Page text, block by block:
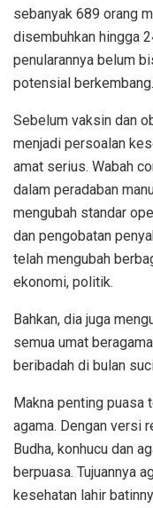
sebanyak 689 orang
disembuhkan hingga
penularannya belum
potensial berkembang.
Sebelum vaksin dan
menjadi persoalan
amat serius. Wabah
dalam peradaban
mengubah standar
dan pengobatan
telah mengubah
ekonomi, politik.
Bahkan, dia juga
semua umat
beribadah di bulan
Makna penting puasa
agama. Dengan versi
Budha, konhucu dan
berpuasa. Tujuannya
kesehatan lahir